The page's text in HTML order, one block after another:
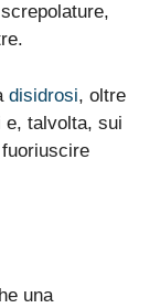
disidrosi, oltre
e, talvolta, sui
una